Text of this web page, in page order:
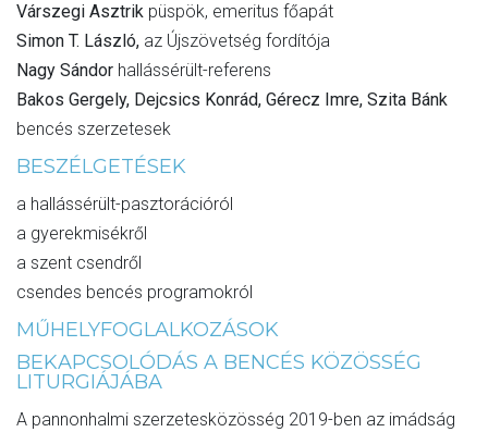
Várszegi Asztrik püspök, emeritus főapát
Simon T. László, az Újszövetség fordítója
Nagy Sándor hallássérült-referens
Bakos Gergely, Dejcsics Konrád, Gérecz Imre, Szita Bánk
bencés szerzetesek
BESZÉLGETÉSEK
a hallássérült-pasztorációról
a gyerekmisékről
a szent csendről
csendes bencés programokról
MŰHELYFOGLALKOZÁSOK
BEKAPCSOLÓDÁS A BENCÉS KÖZÖSSÉG
LITURGIÁJÁBA
A pannonhalmi szerzetesközösség 2019-ben az imádság